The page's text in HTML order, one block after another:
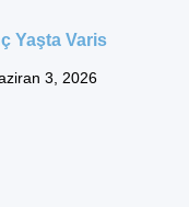
Yaşta Varis
3, 2026